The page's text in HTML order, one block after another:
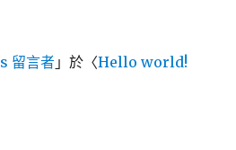
留言者 」於〈Hello world!